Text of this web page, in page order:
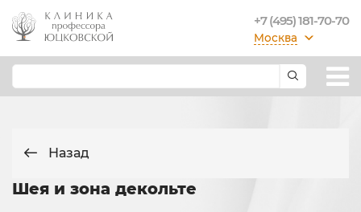
+7 (495) 181-70-70
Москва
Назад
Шея и зона декольте